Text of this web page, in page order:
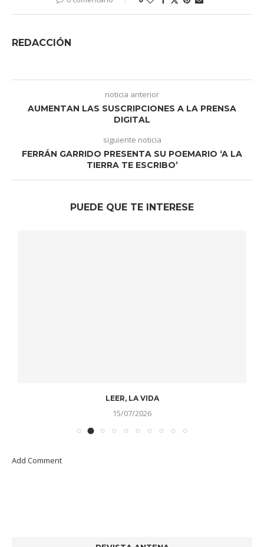
REDACCIÓN
noticia anterior
AUMENTAN LAS SUSCRIPCIONES A LA PRENSA
DIGITAL
siguiente noticia
FERRÁN GARRIDO PRESENTA SU POEMARIO ‘A LA
TIERRA TE ESCRIBO’
PUEDE QUE TE INTERESE
LEER, LA VIDA
15/07/2026
Add Comment